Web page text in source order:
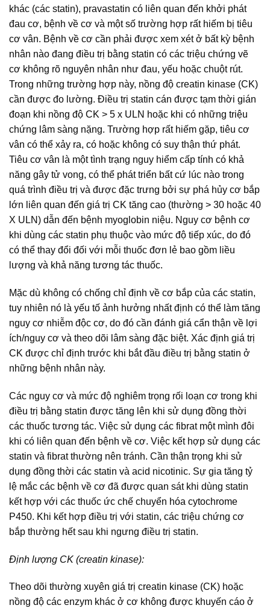
khác (các statin), pravastatin có liên quan đến khởi phát
đau cơ, bệnh về cơ và một số trường hợp rất hiếm bị tiêu
cơ vân. Bệnh về cơ cần phải được xem xét ở bất kỳ bệnh
nhân nào đang điều trị bằng statin có các triệu chứng vẽ
cơ không rõ nguyên nhân như đau, yếu hoặc chuột rút.
Trong những trường hợp này, nồng độ creatin kinase (CK)
cần được đo lường. Điều trị statin cán được tạm thời gián
đoạn khi nồng độ CK > 5 x ULN hoặc khi có những triệu
chứng lâm sàng nặng. Trường hợp rất hiếm gặp, tiêu cơ
vân có thể xảy ra, có hoặc không có suy thận thứ phát.
Tiêu cơ vân là một tình trạng nguy hiểm cấp tính có khả
năng gây tử vong, có thể phát triển bất cứ lúc nào trong
quá trình điều trị và được đặc trưng bởi sự phá hủy cơ bắp
lớn liên quan đến giá trị CK tăng cao (thường > 30 hoặc 40
X ULN) dẫn đến bệnh myoglobin niệu. Nguy cơ bệnh cơ
khi dùng các statin phụ thuộc vào mức độ tiếp xúc, do đó
có thể thay đổi đối với mỗi thuốc đơn lẻ bao gồm liều
lượng và khả năng tương tác thuốc.
Mặc dù không có chống chỉ định về cơ bắp của các statin,
tuy nhiên nó là yếu tố ảnh hưởng nhất định có thể làm tăng
nguy cơ nhiễm độc cơ, do đó cần đánh giá cẩn thận về lợi
ích/nguy cơ và theo dõi lâm sàng đặc biệt. Xác định giá trị
CK được chỉ định trước khi bắt đầu điều trị bằng statin ở
những bệnh nhân này.
Các nguy cơ và mức độ nghiêm trọng rối loạn cơ trong khi
điều trị bằng statin được tăng lên khi sử dụng đồng thời
các thuốc tương tác. Việc sử dụng các fibrat một mình đôi
khi có liên quan đến bệnh về cơ. Việc kết hợp sử dụng các
statin và fibrat thường nên tránh. Cần thận trọng khi sử
dụng đồng thời các statin và acid nicotinic. Sự gia tăng tỷ
lệ mắc các bệnh về cơ đã được quan sát khi dùng statin
kết hợp với các thuốc ức chế chuyển hóa cytochrome
P450. Khi kết hợp điều trị với statin, các triệu chứng cơ
bắp thường hết sau khi ngưng điều trị statin.
Định lượng CK (creatin kinase):
Theo dõi thường xuyên giá trị creatin kinase (CK) hoặc
nồng độ các enzym khác ở cơ không được khuyến cáo ở